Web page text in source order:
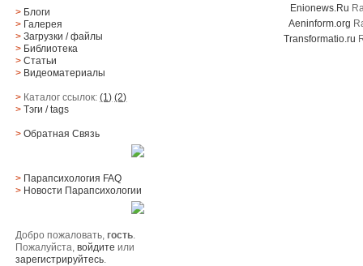
> Блоги
> Галерея
> Загрузки/файлы
> Библиотека
> Статьи
> Видеоматериалы
> Каталог ссылок:(1) (2)
> Тэги/ tags
> Обратная Cвязь
> Парапсихология FAQ
> Новости Парапсихологии
Добро пожаловать,гость.
Пожалуйста,войдите или
зарегистрируйтесь.
Enionews.Ru
Aeninform.org
Transformatio.ru